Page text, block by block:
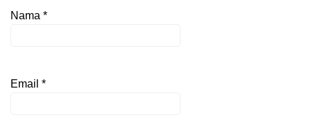
Nama *
Email *